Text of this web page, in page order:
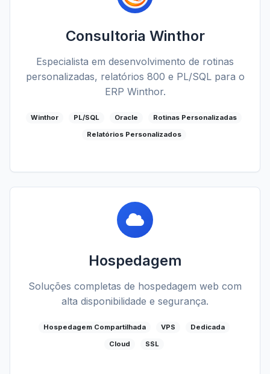
Consultoria Winthor
Especialista em desenvolvimento de rotinas
personalizadas, relatórios 800 e PL/SQL para o
ERP Winthor.
Winthor PL/SQL Oracle
Rotinas Personalizadas
Relatórios Personalizados
Hospedagem
Soluções completas de hospedagem web com
alta disponibilidade e segurança.
Hospedagem Compartilhada VPS
Dedicada
Cloud
SSL